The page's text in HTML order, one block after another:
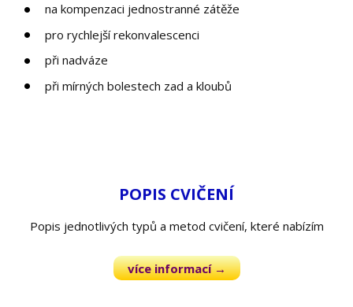
na kompenzaci jednostranné zátěže
pro rychlejší rekonvalescenci
při nadváze
při mírných bolestech zad a kloubů
POPIS CVIČENÍ
Popis jednotlivých typů a metod cvičení, které nabízím
více informací →